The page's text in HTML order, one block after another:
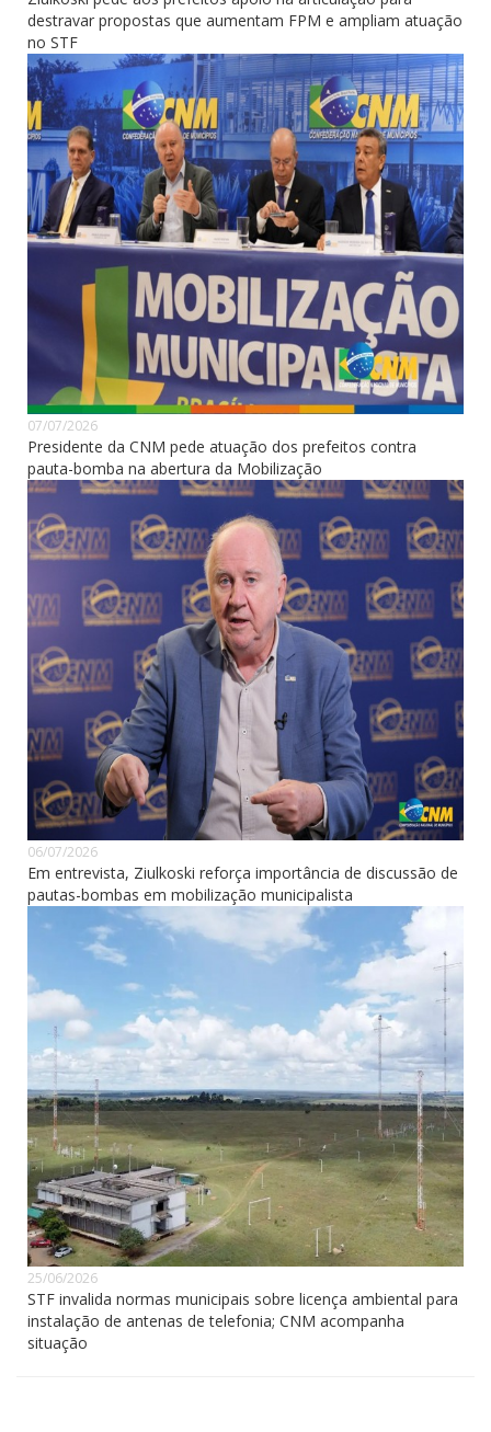
destravar propostas que aumentam FPM e ampliam atuação
no STF
07/07/2026
Presidente da CNM pede atuação dos prefeitos contra
pauta-bomba na abertura da Mobilização
06/07/2026
Em entrevista, Ziulkoski reforça importância de discussão de
pautas-bombas em mobilização municipalista
25/06/2026
STF invalida normas municipais sobre licença ambiental para
instalação de antenas de telefonia; CNM acompanha
situação